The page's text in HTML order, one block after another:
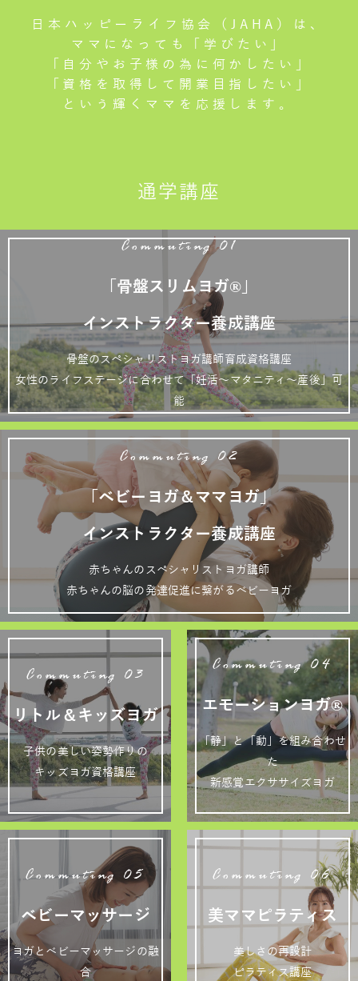
日本ハッピーライフ協会（JAHA）は、
ママになっても「学びたい」
「自分やお子様の為に何かしたい」
「資格を取得して開業目指したい」
という輝くママを応援します。
通学講座
Commuting 01
「骨盤スリムヨガ®」
インストラクター養成講座
骨盤のスペシャリストヨガ講師育成資格講座
女性のライフステージに合わせて「妊活～マタニティ～産後」可
能
Commuting 02
「ベビーヨガ＆ママヨガ」
インストラクター養成講座
赤ちゃんのスペシャリストヨガ講師
赤ちゃんの脳の発達促進に繋がるベビーヨガ
Commuting 03
リトル＆キッズヨガ
子供の美しい姿勢作りの
キッズヨガ資格講座
Commuting 04
エモーションヨガ®
「静」と「動」を組み合わせ
た
新感覚エクササイズヨガ
Commuting 05
ベビーマッサージ
ヨガとベビーマッサージの融
合
Commuting 06
美ママピラティス
美しさの再設計
ピラティス講座